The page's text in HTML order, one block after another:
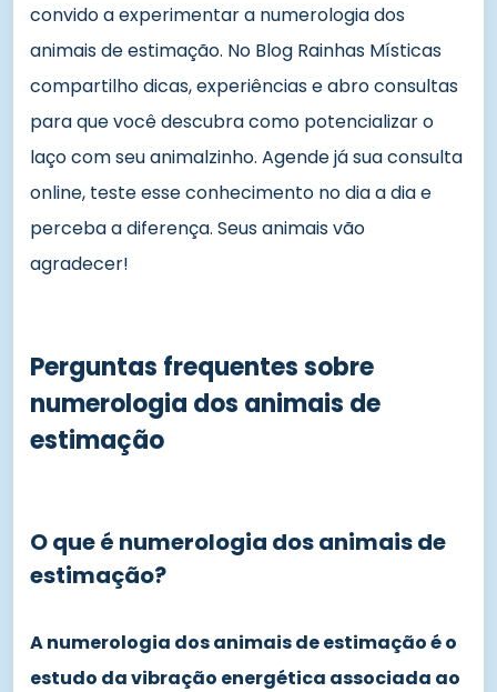
convido a experimentar a numerologia dos
animais de estimação. No Blog Rainhas Místicas
compartilho dicas, experiências e abro consultas
para que você descubra como potencializar o
laço com seu animalzinho. Agende já sua consulta
online, teste esse conhecimento no dia a dia e
perceba a diferença. Seus animais vão
agradecer!
Perguntas frequentes sobre
numerologia dos animais de
estimação
O que é numerologia dos animais de
estimação?
A numerologia dos animais de estimação é o
estudo da vibração energética associada ao